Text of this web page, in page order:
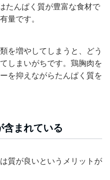
たんぱく質が豊富な食材で
量です。
を増やしてしまうと、どう
しまいがちです。鶏胸肉を
を抑えながらたんぱく質を
含まれている
質が良いというメリットが